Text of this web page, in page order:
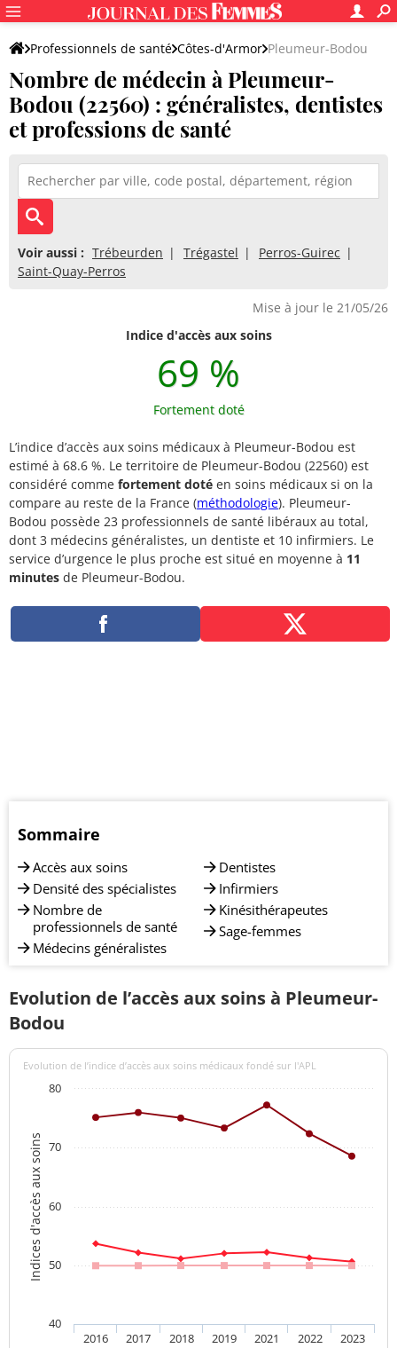
Professionnels de santé Côtes-d'Armor Pleumeur-Bodou
Nombre de médecin à Pleumeur-
Bodou (22560) : généralistes, dentistes
et professions de santé
Voir aussi : Trébeurden Trégastel
Perros-Guirec
Saint-Quay-Perros
Mise à jour le 21/05/26
Indice d'accès aux soins
69 %
Fortement doté
L’indice d’accès aux soins médicaux à Pleumeur-Bodou est
estimé à 68.6 %. Le territoire de Pleumeur-Bodou (22560) est
considéré comme fortement doté en soins médicaux si on la
compare au reste de la France (méthodologie). Pleumeur-
Bodou possède 23 professionnels de santé libéraux au total,
dont 3 médecins généralistes, un dentiste et 10 infirmiers. Le
service d’urgence le plus proche est situé en moyenne à 11
minutes de Pleumeur-Bodou.
Sommaire
Accès aux soins
Densité des spécialistes
Nombre de
professionnels de santé
Médecins généralistes
Dentistes
Infirmiers
Kinésithérapeutes
Sage-femmes
Evolution de l’accès aux soins à Pleumeur-
Bodou
Indices d'accès aux soins
Evolution de l’indice d’accès aux soins médicaux fondé sur l'APL
2016 2017 2018 2019 2021 2022 2023
40
50
60
70
80